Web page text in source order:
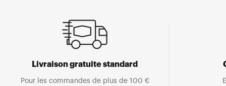
Livraison gratuite standard
Pour les commandes de plus de 100 €